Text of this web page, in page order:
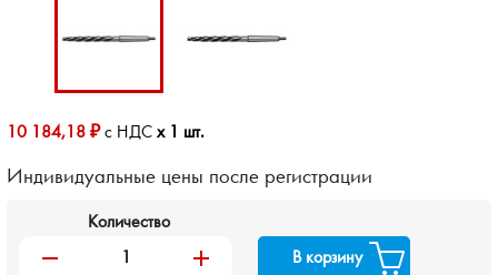
10 184,18 ₽с НДСx 1 шт.
Индивидуальные цены после регистрации
Количество
remove add В корзину